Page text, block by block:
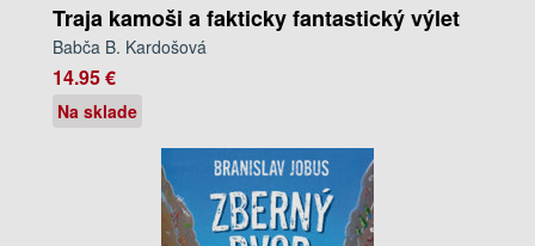
Traja kamoši a fakticky fantastický výlet
Babča B. Kardošová
14.95 €
Na sklade